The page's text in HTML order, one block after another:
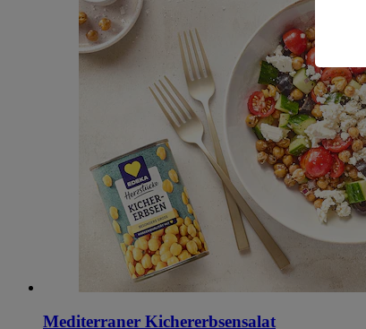
Mediterraner Kichererbsensalat